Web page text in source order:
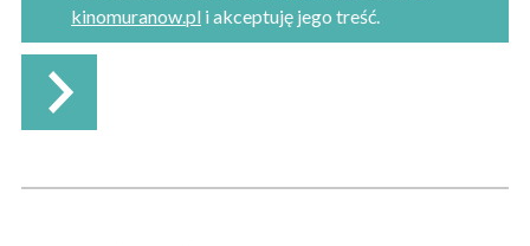
kinomuranow.pl i akceptuję jego treść.